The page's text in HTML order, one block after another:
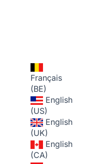
Français
(BE)
English
(US)
English
(UK)
English
(CA)